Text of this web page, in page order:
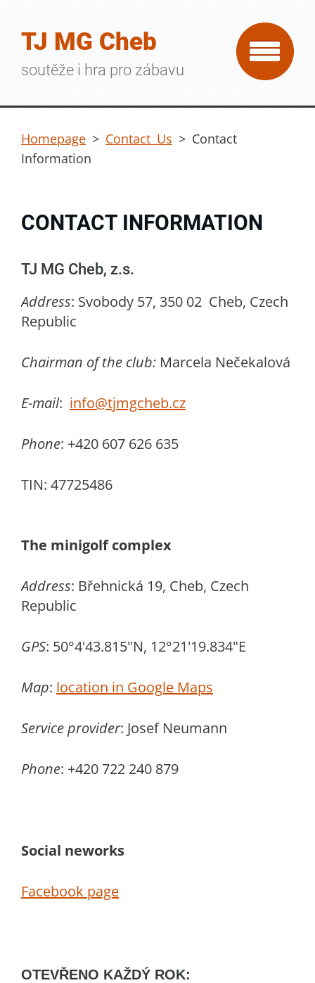
TJ MG Cheb
soutěže i hra pro zábavu
Homepage > Contact Us > Contact
Information
CONTACT INFORMATION
TJ MG Cheb, z.s.
Address: Svobody 57, 350 02 Cheb, Czech
Republic
Chairman of the club: Marcela Nečekalová
E-mail: info@tjmgcheb.cz
Phone: +420 607 626 635
TIN: 47725486
The minigolf complex
Address: Břehnická 19, Cheb, Czech
Republic
GPS: 50°4'43.815"N, 12°21'19.834"E
Map: location in Google Maps
Service provider: Josef Neumann
Phone: +420 722 240 879
Social neworks
Facebook page
OTEVŘENO KAŽDÝ ROK: